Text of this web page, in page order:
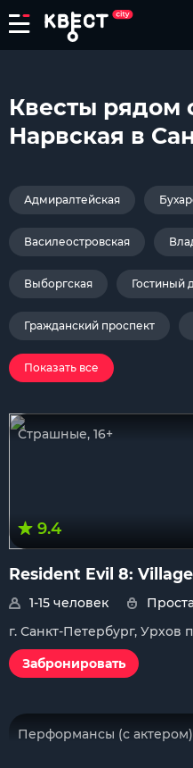
Квесты рядом
Нарвская в
Адмиралтейская
Василеостровская
Выборгская Гостиный
Гражданский проспект
Показать все
Страшные, 16+
9.4
Resident Evil 8: Village
1-15 человек
г. Санкт-Петербург, Урхов
Забронировать
Перформансы (с актером),